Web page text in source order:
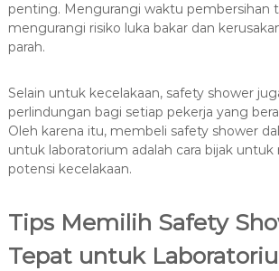
penting. Mengurangi waktu pembersihan
mengurangi risiko luka bakar dan
parah.
Selain untuk kecelakaan, safety shower
perlindungan bagi setiap pekerja yang
Oleh karena itu, membeli safety shower
untuk laboratorium adalah cara bijak
potensi kecelakaan.
Tips Memilih Safety
Tepat untuk